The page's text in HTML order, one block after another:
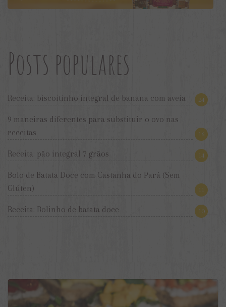
Posts populares
Receita: biscoitinho integral de banana com aveia 24
9 maneiras diferentes para substituir o ovo nas
receitas
16
Receita: pão integral 7 grãos 14
Bolo de Batata Doce com Castanha do Pará (Sem
Glúten)
11
Receita: Bolinho de batata doce 10